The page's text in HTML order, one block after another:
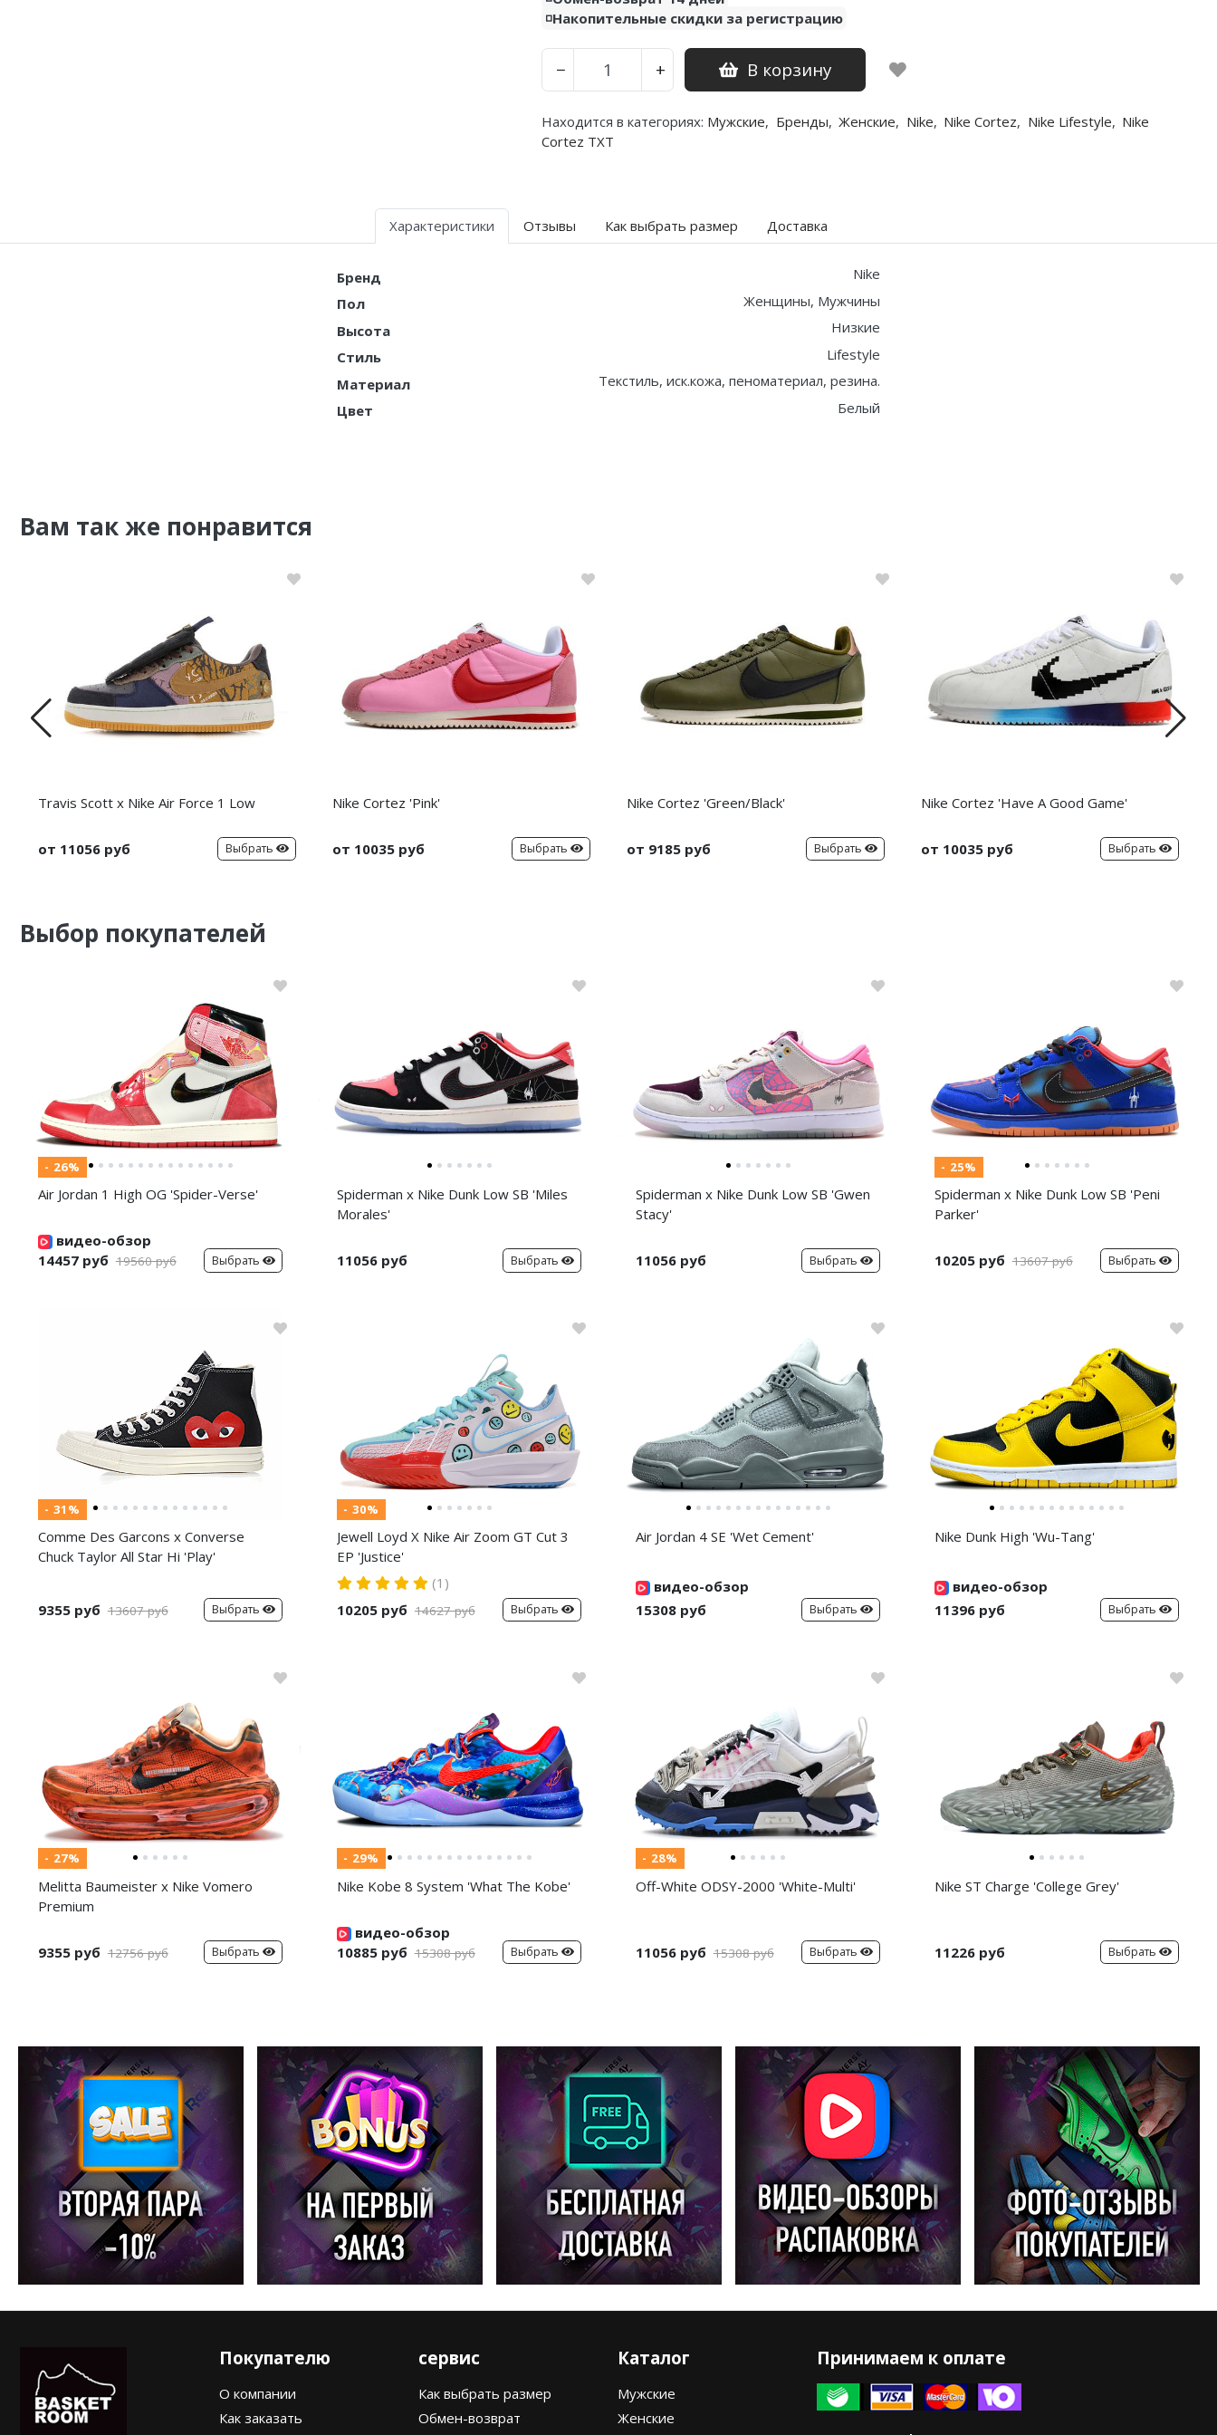
◽️Накопительные скидки за регистрацию
− + В корзину
Находится в категориях: Мужские, Бренды, Женские, Nike, Nike Cortez, Nike Lifestyle, Nike
Cortez TXT
Характеристики Отзывы Как выбрать размер Доставка
Бренд
Nike
Пол
Женщины, Мужчины
Высота
Низкие
Стиль
Lifestyle
Материал
Текстиль, иск.кожа, пеноматериал, резина.
Цвет
Белый
Вам так же понравится
Travis Scott x Nike Air Force 1 Low
от 11056 руб Выбрать
Nike Cortez 'Pink'
от 10035 руб Выбрать
Nike Cortez 'Green/Black'
от 9185 руб Выбрать
Nike Cortez 'Have A Good Game'
от 10035 руб Выбрать
Выбор покупателей
- 26%
Air Jordan 1 High OG 'Spider-Verse'
видео-обзор
14457 руб 19560 руб Выбрать
Spiderman x Nike Dunk Low SB 'Miles
Morales'
11056 руб Выбрать
Spiderman x Nike Dunk Low SB 'Gwen
Stacy'
11056 руб Выбрать
- 25%
Spiderman x Nike Dunk Low SB 'Peni
Parker'
10205 руб 13607 руб Выбрать
- 31%
Comme Des Garcons x Converse
Chuck Taylor All Star Hi 'Play'
9355 руб 13607 руб Выбрать
- 30%
Jewell Loyd X Nike Air Zoom GT Cut 3
EP 'Justice'
(1)
10205 руб 14627 руб Выбрать
Air Jordan 4 SE 'Wet Cement'
видео-обзор
15308 руб
Выбрать
Nike Dunk High 'Wu-Tang'
видео-обзор
11396 руб
Выбрать
- 27%
Melitta Baumeister x Nike Vomero
Premium
9355 руб 12756 руб Выбрать
- 29%
Nike Kobe 8 System 'What The Kobe'
видео-обзор
10885 руб 15308 руб Выбрать
- 28%
Off-White ODSY-2000 'White-Multi'
11056 руб 15308 руб Выбрать
Nike ST Charge 'College Grey'
11226 руб Выбрать
Покупателю
О компании
Как заказать
сервис
Как выбрать размер
Обмен-возврат
Каталог
Мужские
Женские
Принимаем к оплате
Air Jordan 13